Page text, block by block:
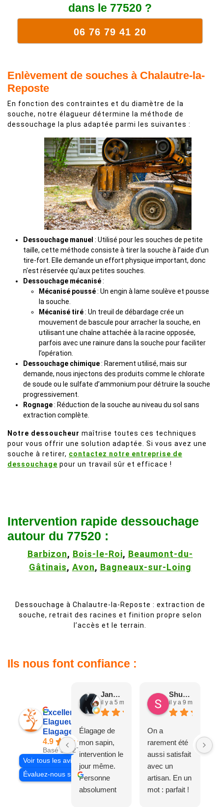
dans le 77520 ?
06 76 79 41 20
Enlèvement de souches à Chalautre-la-
Reposte
En fonction des contraintes et du diamètre de la
souche, notre élagueur détermine la méthode de
dessouchage la plus adaptée parmi les suivantes :
Dessouchage manuel : Utilisé pour les souches de petite
taille, cette méthode consiste à tirer la souche à l’aide d’un
tire-fort. Elle demande un effort physique important, donc
n'est réservée qu'aux petites souches.
Dessouchage mécanisé:
Mécanisé poussé: Un engin à lame soulève et pousse
la souche.
Mécanisé tiré: Un treuil de débardage crée un
mouvement de bascule pour arracher la souche, en
utilisant une chaîne attachée à la racine opposée,
parfois avec une rainure dans la souche pour faciliter
l’opération.
Dessouchage chimique: Rarement utilisé, mais sur
demande, nous injectons des produits comme le chlorate
de soude ou le sulfate d’ammonium pour détruire la souche
progressivement.
Rognage: Réduction de la souche au niveau du sol sans
extraction complète.
Notre dessoucheur maîtrise toutes ces techniques
pour vous offrir une solution adaptée. Si vous avez une
souche à retirer, contactez notre entreprise de
dessouchage pour un travail sûr et efficace !
Intervention rapide dessouchage
autour du 77520 :
Barbizon, Bois-le-Roi, Beaumont-du-
Gâtinais, Avon, Bagneaux-sur-Loing
Dessouchage à Chalautre-la-Reposte : extraction de
souche, retrait des racines et finition propre selon
l’accès et le terrain.
Ils nous font confiance :
Excellent
Elagueur 77
Elagage Villiers
4.9
Basé sur 27 avis
Voir tous les avis
Évaluez-nous sur
Jane D.
il y a 5 mois
Élagage de
mon sapin,
intervention le
jour même.
Personne
absolument
Shuang & Jean K.
il y a 9 mois
On a
rarement été
aussi satisfait
avec un
artisan. En un
mot : parfait !